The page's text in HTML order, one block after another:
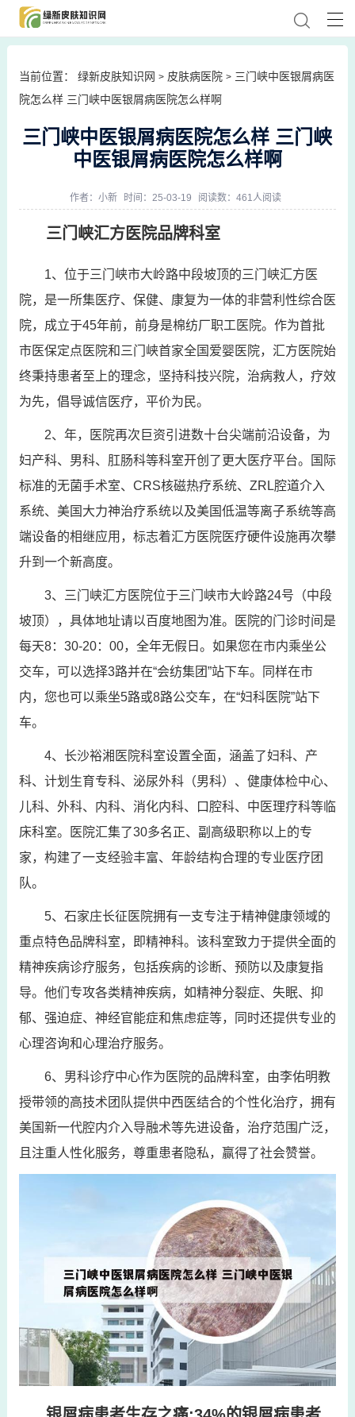
当前位置： 绿新皮肤知识网 > 皮肤病医院 > 三门峡中医银屑病医
院怎么样 三门峡中医银屑病医院怎么样啊
三门峡中医银屑病医院怎么样 三门峡
中医银屑病医院怎么样啊
作者： 小新 时间：25-03-19 阅读数：461人阅读
三门峡汇方医院品牌科室
1、位于三门峡市大岭路中段坡顶的三门峡汇方医
院，是一所集医疗、保健、康复为一体的非营利性综合医
院，成立于45年前，前身是棉纺厂职工医院。作为首批
市医保定点医院和三门峡首家全国爱婴医院，汇方医院始
终秉持患者至上的理念，坚持科技兴院，治病救人，疗效
为先，倡导诚信医疗，平价为民。
2、年，医院再次巨资引进数十台尖端前沿设备，为
妇产科、男科、肛肠科等科室开创了更大医疗平台。国际
标准的无菌手术室、CRS核磁热疗系统、ZRL腔道介入
系统、美国大力神治疗系统以及美国低温等离子系统等高
端设备的相继应用，标志着汇方医院医疗硬件设施再次攀
升到一个新高度。
3、三门峡汇方医院位于三门峡市大岭路24号（中段
坡顶），具体地址请以百度地图为准。医院的门诊时间是
每天8：30-20：00，全年无假日。如果您在市内乘坐公
交车，可以选择3路并在“会纺集团”站下车。同样在市
内，您也可以乘坐5路或8路公交车，在“妇科医院”站下
车。
4、长沙裕湘医院科室设置全面，涵盖了妇科、产
科、计划生育专科、泌尿外科（男科）、健康体检中心、
儿科、外科、内科、消化内科、口腔科、中医理疗科等临
床科室。医院汇集了30多名正、副高级职称以上的专
家，构建了一支经验丰富、年龄结构合理的专业医疗团
队。
5、石家庄长征医院拥有一支专注于精神健康领域的
重点特色品牌科室，即精神科。该科室致力于提供全面的
精神疾病诊疗服务，包括疾病的诊断、预防以及康复指
导。他们专攻各类精神疾病，如精神分裂症、失眠、抑
郁、强迫症、神经官能症和焦虑症等，同时还提供专业的
心理咨询和心理治疗服务。
6、男科诊疗中心作为医院的品牌科室，由李佑明教
授带领的高技术团队提供中西医结合的个性化治疗，拥有
美国新一代腔内介入导融术等先进设备，治疗范围广泛，
且注重人性化服务，尊重患者隐私，赢得了社会赞誉。